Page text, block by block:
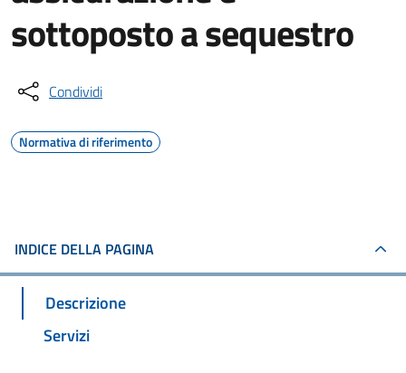
sottoposto a sequestro
Condividi
Normativa di riferimento
INDICE DELLA PAGINA
Descrizione
Servizi